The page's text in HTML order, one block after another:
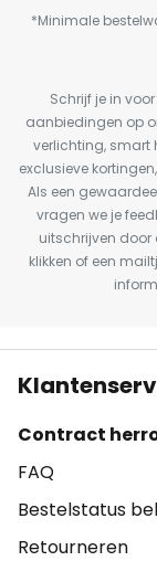
*Minimale
Schrijf je in
aanbiedingen op
verlichting, smart
exclusieve
Als een
vragen we je
uitschrijven door
klikken of een
Contract
FAQ
Bestelstatus
Retourneren